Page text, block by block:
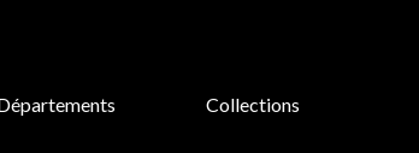
Collections